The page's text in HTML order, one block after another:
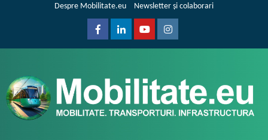
Despre Mobilitate.eu Newsletter și colaborari
FacebookLinkedinYoutubeInstagram